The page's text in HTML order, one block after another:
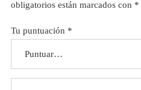
obligatorios están marcados con *
Tu puntuación *